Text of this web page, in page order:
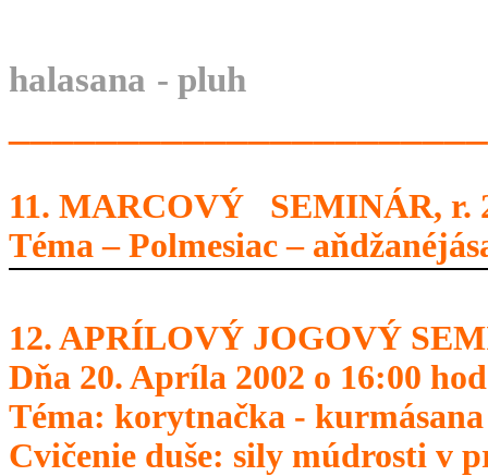
halasana - pluh
11. MARCOVÝ SEMINÁR, r.
Téma – Polmesiac –
12. APRÍLOVÝ JOGOVÝ
Dňa 20. Apríla 2002 o 16:00
Téma: korytnačka - kurmásana
Cvičenie duše: sily múdrosti v